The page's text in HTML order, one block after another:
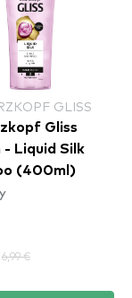
GLISS
Gliss
- Liquid Silk
(400ml)
6,99 €